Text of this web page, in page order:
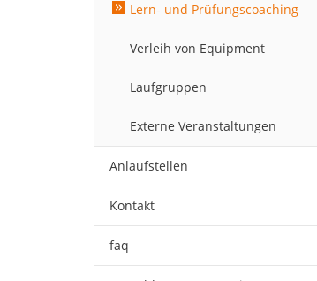
Lern- und Prüfungscoaching
Verleih von Equipment
Laufgruppen
Externe Veranstaltungen
Anlaufstellen
Kontakt
faq